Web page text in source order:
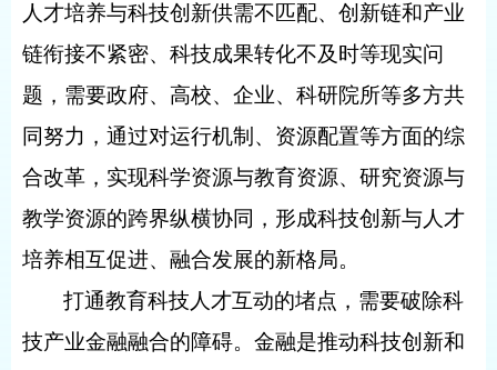
人才培养与科技创新供需不匹配、创新链和产业
链衔接不紧密、科技成果转化不及时等现实问
题，需要政府、高校、企业、科研院所等多方共
同努力，通过对运行机制、资源配置等方面的综
合改革，实现科学资源与教育资源、研究资源与
教学资源的跨界纵横协同，形成科技创新与人才
培养相互促进、融合发展的新格局。
打通教育科技人才互动的堵点，需要破除科
技产业金融融合的障碍。金融是推动科技创新和